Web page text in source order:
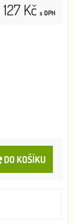
127 Kč s DPH
DO KOŠÍKU